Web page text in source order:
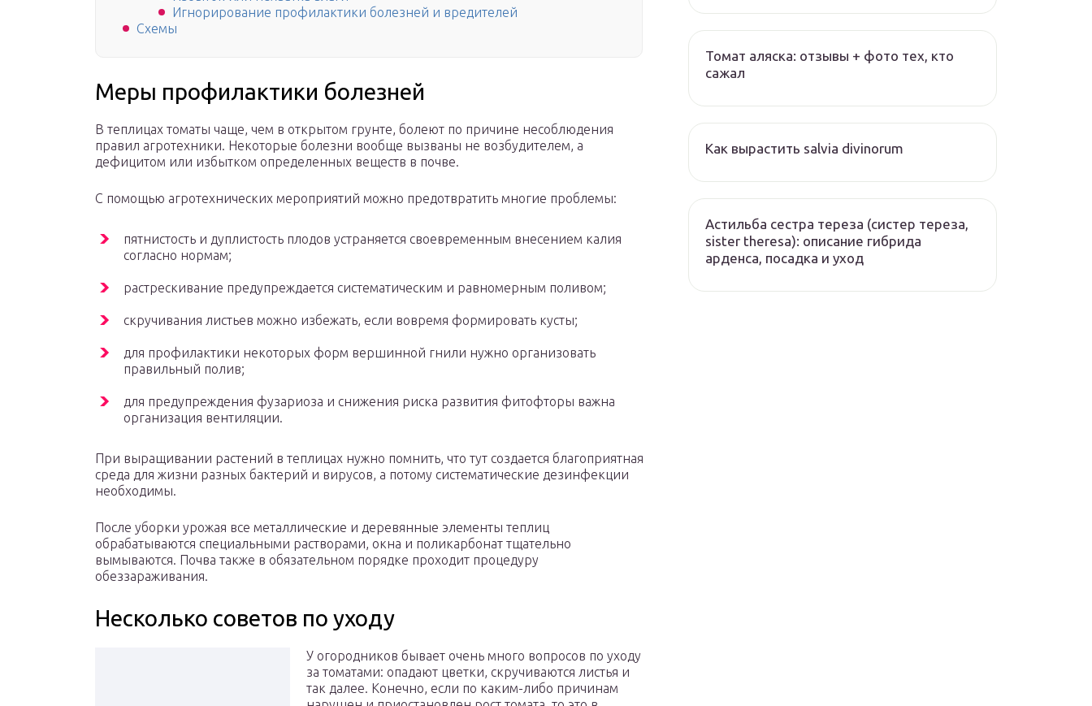
Игнорирование профилактики болезней и вредителей
Схемы
Меры профилактики болезней
В теплицах томаты чаще, чем в открытом грунте, болеют по причине несоблюдения
правил агротехники. Некоторые болезни вообще вызваны не возбудителем, а
дефицитом или избытком определенных веществ в почве.
С помощью агротехнических мероприятий можно предотвратить многие проблемы:
пятнистость и дуплистость плодов устраняется своевременным внесением калия
согласно нормам;
растрескивание предупреждается систематическим и равномерным поливом;
скручивания листьев можно избежать, если вовремя формировать кусты;
для профилактики некоторых форм вершинной гнили нужно организовать
правильный полив;
для предупреждения фузариоза и снижения риска развития фитофторы важна
организация вентиляции.
При выращивании растений в теплицах нужно помнить, что тут создается благоприятная
среда для жизни разных бактерий и вирусов, а потому систематические дезинфекции
необходимы.
После уборки урожая все металлические и деревянные элементы теплиц
обрабатываются специальными растворами, окна и поликарбонат тщательно
вымываются. Почва также в обязательном порядке проходит процедуру
обеззараживания.
Несколько советов по уходу
У огородников бывает очень много вопросов по уходу
за томатами: опадают цветки, скручиваются листья и
так далее. Конечно, если по каким-либо причинам
Томат аляска: отзывы + фото тех, кто
сажал
Как вырастить salvia divinorum
Астильба сестра тереза (систер тереза,
sister theresa): описание гибрида
арденса, посадка и уход